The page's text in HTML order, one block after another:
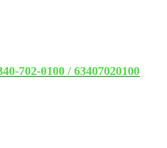
702-0100 / 63407020100